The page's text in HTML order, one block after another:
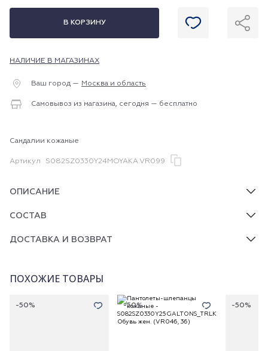
В КОРЗИНУ
НАЛИЧИЕ В МАГАЗИНАХ
Ваш город — Москва и область
Самовывоз из магазина, сегодня — бесплатно
Сандалии кожаные
Артикул S082SZ0330Y24MOYAKA.VR099
ОПИСАНИЕ
СОСТАВ
ДОСТАВКА И ВОЗВРАТ
ПОХОЖИЕ ТОВАРЫ
-50% -50% -50%